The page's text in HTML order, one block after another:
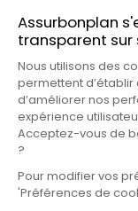
Assurbonplan
transparent sur
Nous utilisons des
permettent d’établir
d’améliorer nos
expérience
Acceptez-vous de
?
Pour modifier vos
'Préférences de